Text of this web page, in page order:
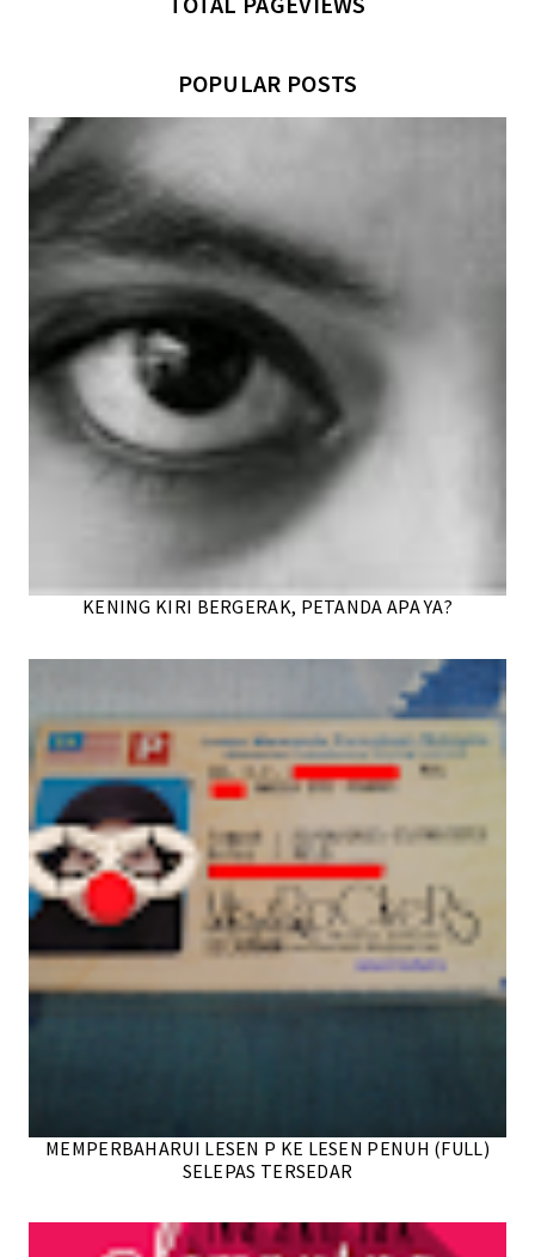
POPULAR POSTS
KENING KIRI BERGERAK, PETANDA APA YA?
MEMPERBAHARUI LESEN P KE LESEN PENUH (FULL)
SELEPAS TERSEDAR